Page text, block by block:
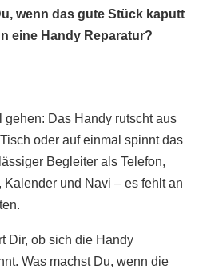
wenn das gute Stück kaputt
eine Handy Reparatur?
gehen: Das Handy rutscht aus
oder auf einmal spinnt das
Begleiter als Telefon,
Kalender und Navi – es fehlt an
Dir, ob sich die Handy
Was machst Du, wenn die